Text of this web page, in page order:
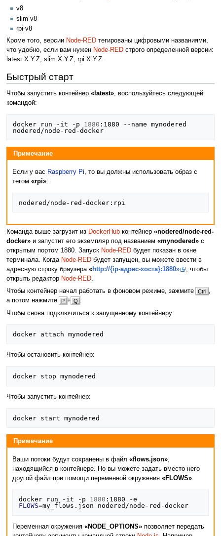
v8
slim-v8
rpi-v8
Кроме того, версии Node-REDтегированы цифровыми названиями,
что удобно, если вам нужен Node-REDстрого определенной версии:
latest:X.Y.Z, slim:X.Y.Z, rpi:X.Y.Z.
Быстрый старт
Чтобы запустить контейнер «latest», воспользуйтесь следующей
командой:
docker run -it -p 1880 :1880 --name mynodered
Примечание
Если у вас Raspberry Pi, то вы должны использовать образ с
тегом «rpi»:
Команда выше загрузит из DockerHubконтейнер «nodered/node-red-
docker»и запустит его экземпляр под названием «mynodered»с
открытым портом 1880. Запуск Node-REDбудет показан в окне
терминала. Когда Node-REDбудет запущен, вы можете ввести в
адресную строку браузера «http://{ip-адрес-хоста}:1880»
, чтобы
открыть редактор Node-RED.
Чтобы контейнер начал работать в фоновом режиме, зажмите
Ctrl ,
а потом нажмите
P + Q .
Чтобы снова подключиться к запущенному контейнеру:
Чтобы остановить контейнер:
Чтобы запустить контейнер:
Примечание
Ваши потоки будут сохранены в файл «flows.json»,
находящийся в контейнере. Но вы можете задать вместо него
другой файл при помощи переменной окружения «FLOWS»:
docker run -it -p 1880
FLOWS=
Переменная окружения «NODE_OPTIONS»позволяет передать